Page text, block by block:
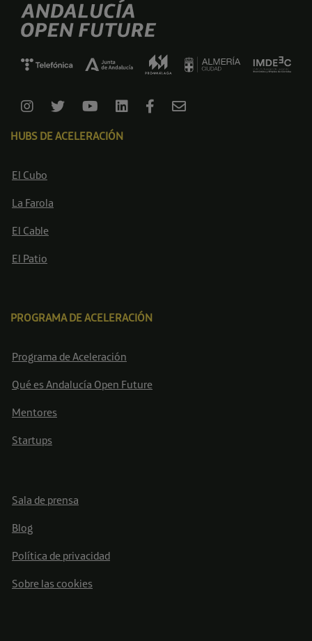
HUBS DE ACELERACIÓN
El Cubo
La Farola
El Cable
El Patio
PROGRAMA DE ACELERACIÓN
Programa de Aceleración
Qué es Andalucía Open Future
Mentores
Startups
Sala de prensa
Blog
Política de privacidad
Sobre las cookies